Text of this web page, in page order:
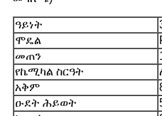
ዓይነት
ሞዴል
መጠን
የኬሚካል ስርዓት
አቅም
ዑደት ሕይወት